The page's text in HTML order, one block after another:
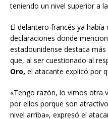
teniendo un nivel superior a la
El delantero francés ya
declaraciones donde
estadounidense destaca
que, al ser cuestionado al
Oro, el atacante explicó por
«Tengo razón, lo vimos otra
por ellos porque son
nivel arriba», expresó el